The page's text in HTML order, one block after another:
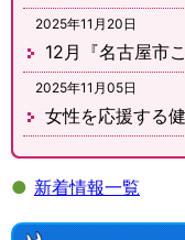
2025年11月20日
12月『名古屋市
2025年11月05日
女性を応援する
● 新着情報一覧